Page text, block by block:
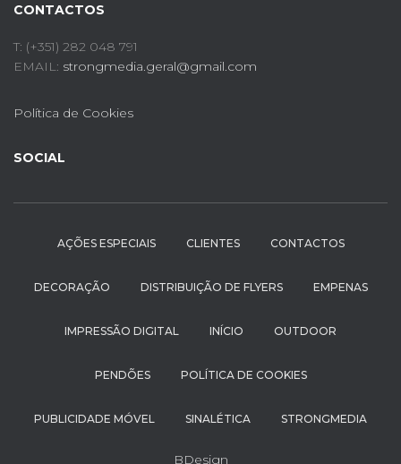
CONTACTOS
T: (+351) 282 048 791
EMAIL: strongmedia.geral@gmail.com
Política de Cookies
SOCIAL
AÇÕES ESPECIAIS CLIENTES CONTACTOS
DECORAÇÃO DISTRIBUIÇÃO DE FLYERS EMPENAS
IMPRESSÃO DIGITAL INÍCIO OUTDOOR
PENDÕES POLÍTICA DE COOKIES
PUBLICIDADE MÓVEL SINALÉTICA STRONGMEDIA
BDesign